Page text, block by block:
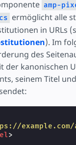
amp-
ermöglicht alle
in URLs
). Im
des
der kanonischen
seinem Titel
>